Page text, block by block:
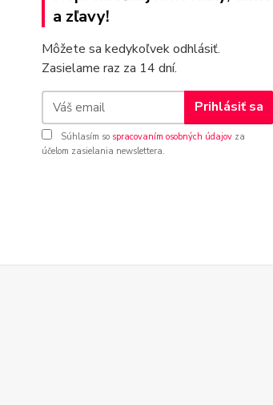
a zľavy!
Môžete sa kedykoľvek odhlásiť.
Zasielame raz za 14 dní.
Prihlásiť sa
Súhlasím so spracovaním osobných údajov za
účelom zasielania newslettera.